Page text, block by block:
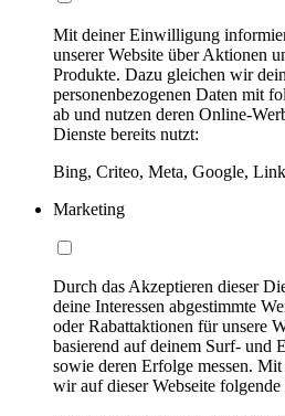
Mit deiner Einwilligung
unserer Website über Aktionen
Produkte. Dazu gleichen wir
personenbezogenen Daten mit
ab und nutzen deren Online-
Dienste bereits nutzt:
Bing, Criteo, Meta, Google,
Marketing
Durch das Akzeptieren dieser
deine Interessen abgestimmte
oder Rabattaktionen für unsere
basierend auf deinem Surf- und
sowie deren Erfolge messen.
wir auf dieser Webseite